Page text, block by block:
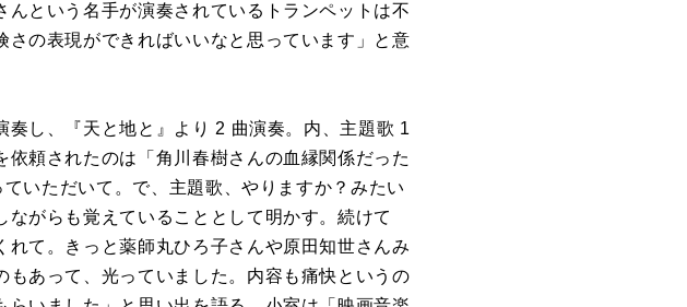
という名手が演奏されているトランペットは不
の表現ができればいいなと思っています」と意
奏し、『天と地と』より 2 曲演奏。内、主題歌 1
頼されたのは「角川春樹さんの血縁関係だった
いただいて。で、主題歌、やりますか？みたい
がらも覚えていることとして明かす。続けて
れて。きっと薬師丸ひろ子さんや原田知世さんみ
あって、光っていました。内容も痛快というの